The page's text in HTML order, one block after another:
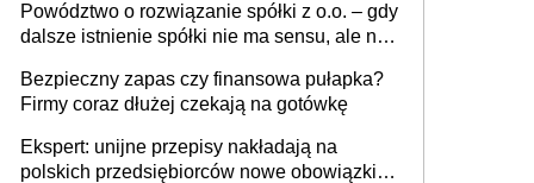
Powództwo o rozwiązanie spółki z o.o. – gdy
dalsze istnienie spółki nie ma sensu, ale nie
Bezpieczny zapas czy finansowa pułapka?
Firmy coraz dłużej czekają na gotówkę
Ekspert: unijne przepisy nakładają na
polskich przedsiębiorców nowe obowiązki w